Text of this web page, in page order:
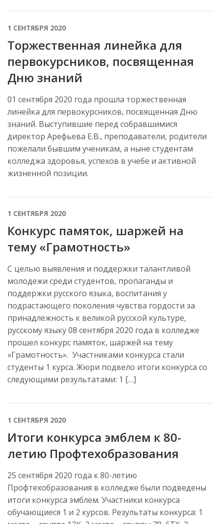
1 СЕНТЯБРЯ 2020
Торжественная линейка для
первокурсников, посвященная
Дню знаний
01 сентября 2020 года прошла торжественная
линейка для первокурсников, посвященная Дню
знаний. Выступившие перед собравшимися
директор Арефьева Е.В., преподаватели, родители
пожелали бывшим ученикам, а ныне студентам
колледжа здоровья, успехов в учебе и активной
жизненной позиции.
1 СЕНТЯБРЯ 2020
Конкурс памяток, шаржей на
тему «Грамотность»
С целью выявления и поддержки талантливой
молодежи среди студентов, пропаганды и
поддержки русского языка, воспитания у
подрастающего поколения чувства гордости за
принадлежность к великой русской культуре,
русскому языку 08 сентября 2020 года в колледже
прошел конкурс памяток, шаржей на тему
«Грамотность». Участниками конкурса стали
студенты 1 курса. Жюри подвело итоги конкурса со
следующими результатами: 1 […]
1 СЕНТЯБРЯ 2020
Итоги конкурса эмблем к 80-
летию Профтехобразования
25 сентября 2020 года к 80-летию
Профтехобразования в колледже были подведены
итоги конкурса эмблем. Участники конкурса
обучающиеся 1 и 2 курсов. Результаты конкурса: 1